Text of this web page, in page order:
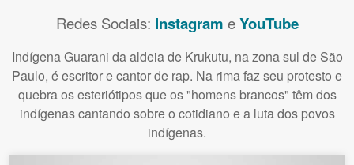
Redes Sociais: Instagram eYouTube
Indígena Guarani da aldeia de Krukutu, na zona sul de São
Paulo, é escritor e cantor de rap. Na rima faz seu protesto e
quebra os esteriótipos que os "homens brancos" têm dos
indígenas cantando sobre o cotidiano e a luta dos povos
indígenas.